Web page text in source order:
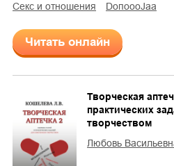
секс и отношения
DoпоoоJaа
Читать онлайн
Творческая
практических
творчеством
Любовь